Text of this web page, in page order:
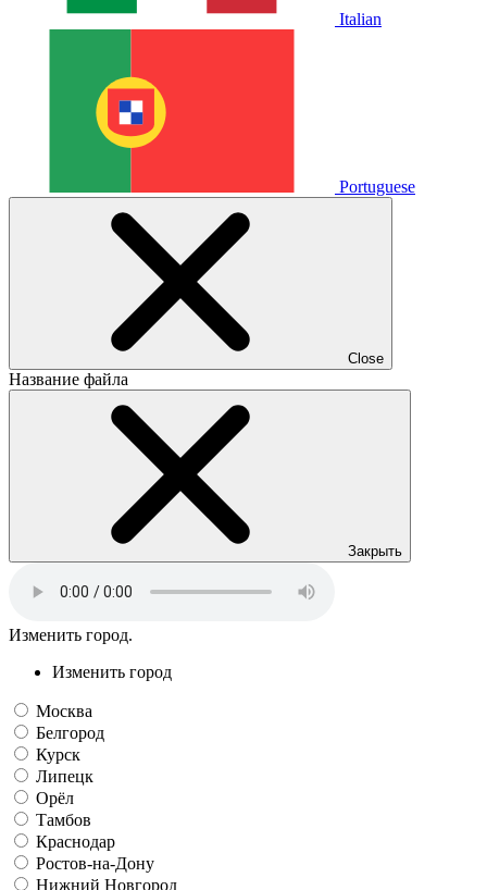
Italian
Portuguese
Close
Название файла
Закрыть
Изменить город.
Изменить город
Москва
Белгород
Курск
Липецк
Орёл
Тамбов
Краснодар
Ростов-на-Дону
Нижний Новгород